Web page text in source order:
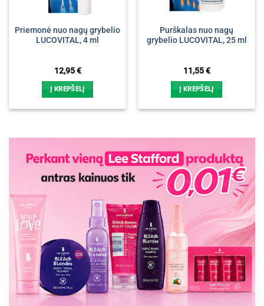
Priemonė nuo nagų grybelio
LUCOVITAL, 4 ml
12,95€
Į KREPŠELĮ
Purškalas nuo nagų
grybelio LUCOVITAL, 25 ml
11,55€
Į KREPŠELĮ